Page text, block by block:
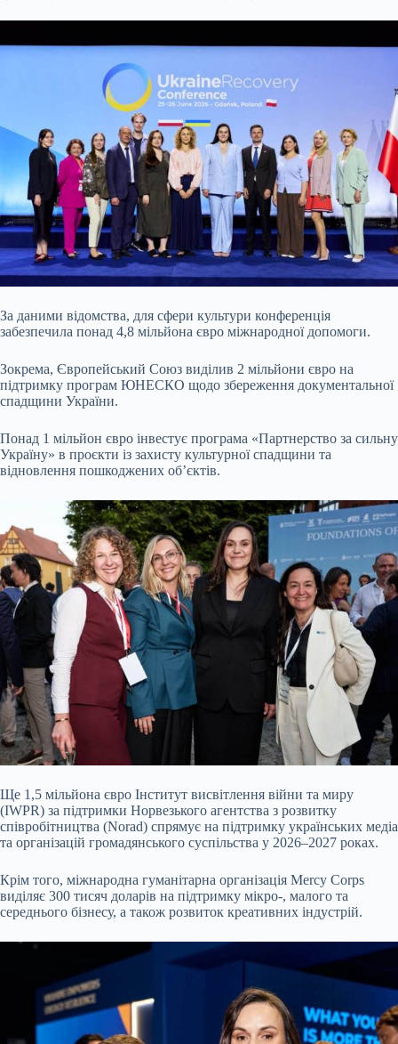
За даними відомства, для сфери культури конференція
забезпечила понад 4,8 мільйона євро міжнародної допомоги.
Зокрема, Європейський Союз виділив 2 мільйони євро на
підтримку програм ЮНЕСКО щодо збереження документальної
спадщини України.
Понад 1 мільйон євро інвестує програма «Партнерство за сильну
Україну» в проєкти із захисту культурної спадщини та
відновлення пошкоджених об’єктів.
Ще 1,5 мільйона євро Інститут висвітлення війни та миру
(IWPR) за підтримки Норвезького агентства з розвитку
співробітництва (Norad) спрямує на підтримку українських медіа
та організацій громадянського суспільства у 2026–2027 роках.
Крім того, міжнародна гуманітарна організація Mercy Corps
виділяє 300 тисяч доларів на підтримку мікро-, малого та
середнього бізнесу, а також розвиток креативних індустрій.